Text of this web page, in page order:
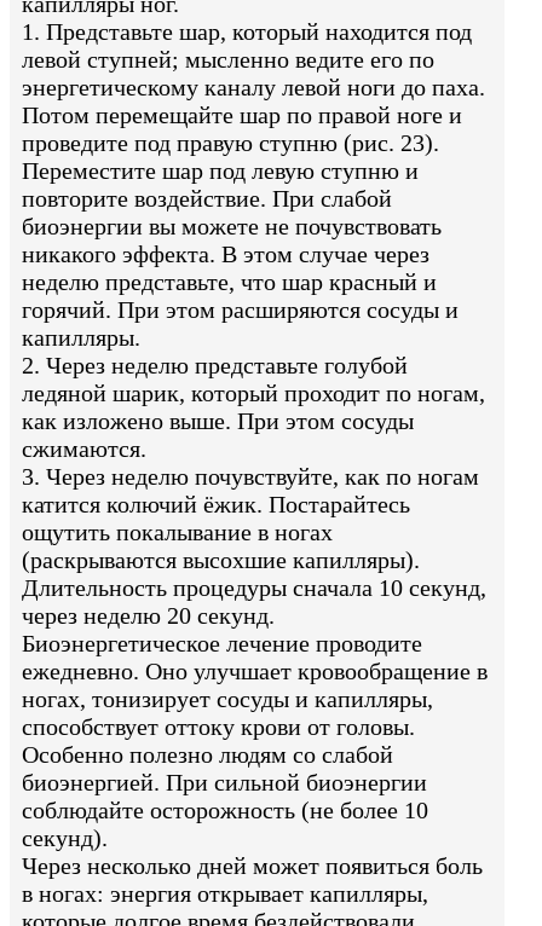
1. Представьте шар, который находится под
левой ступней; мысленно ведите его по
энергетическому каналу левой ноги до паха.
Потом перемещайте шар по правой ноге и
проведите под правую ступню (рис. 23).
Переместите шар под левую ступню и
повторите воздействие. При слабой
биоэнергии вы можете не почувствовать
никакого эффекта. В этом случае через
неделю представьте, что шар красный и
горячий. При этом расширяются сосуды и
капилляры.
2. Через неделю представьте голубой
ледяной шарик, который проходит по ногам,
как изложено выше. При этом сосуды
сжимаются.
3. Через неделю почувствуйте, как по ногам
катится колючий ёжик. Постарайтесь
ощутить покалывание в ногах
(раскрываются высохшие капилляры).
Длительность процедуры сначала 10 секунд,
через неделю 20 секунд.
Биоэнергетическое лечение проводите
ежедневно. Оно улучшает кровообращение в
ногах, тонизирует сосуды и капилляры,
способствует оттоку крови от головы.
Особенно полезно людям со слабой
биоэнергией. При сильной биоэнергии
соблюдайте осторожность (не более 10
секунд).
Через несколько дней может появиться боль
в ногах: энергия открывает капилляры,